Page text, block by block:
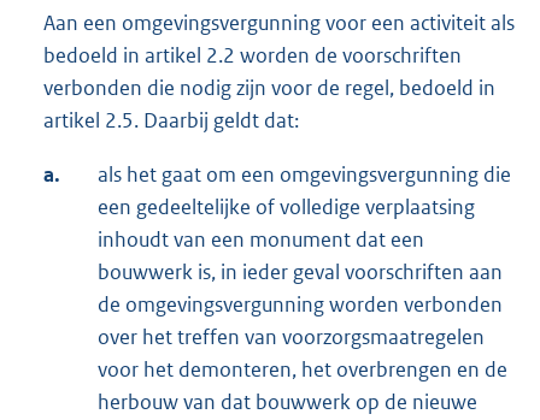
Aan een omgevingsvergunning voor een activiteit als
bedoeld in artikel 2.2 worden de voorschriften
verbonden die nodig zijn voor de regel, bedoeld in
artikel 2.5. Daarbij geldt dat:
a.
als het gaat om een omgevingsvergunning die
een gedeeltelijke of volledige verplaatsing
inhoudt van een monument dat een
bouwwerk is, in ieder geval voorschriften aan
de omgevingsvergunning worden verbonden
over het treffen van voorzorgsmaatregelen
voor het demonteren, het overbrengen en de
herbouw van dat bouwwerk op de nieuwe